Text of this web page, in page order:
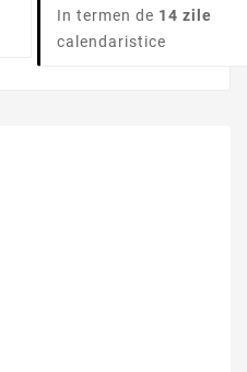
In termen de 14 zile
calendaristice